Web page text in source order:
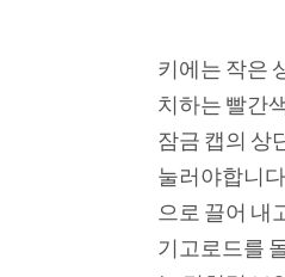
키에는 작은
치하는 빨간
잠금 캡의 상
눌러야합니
으로 끌어 내
기고로드를